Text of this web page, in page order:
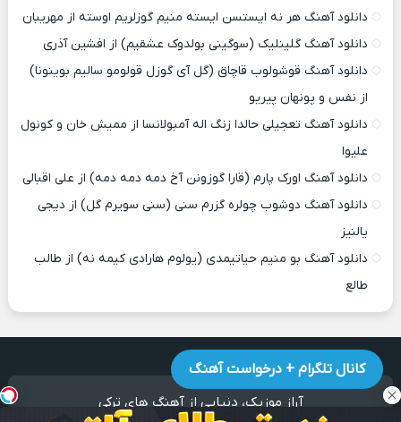
دانلود آهنگ هر نه ایستسن ایسته منیم گوزلریم اوسته از مهریبان
دانلود آهنگ گلینلیک (سوگینی بولدوک عشقیم) از افشین آذری
دانلود آهنگ قوشولوب قاچاق (گل آی گوزل قولومو سالیم بوینونا)
از نفس و پونهان پیریو
دانلود آهنگ تعجیلی حالدا زنگ اله آمبولانسا از ممیش خان و کونول
علیوا
دانلود آهنگ اورک پارم (قارا گوزونن آخ دمه دمه دمه) از علی اقبالی
دانلود آهنگ دوشوب چولره گزرم سنی (سنی سویرم گل) از دیجی
یالنیز
دانلود آهنگ بو منیم حیاتیمدی (یولوم هارادی کیمه نه) از طالب
طالع
آراز موزیک، دنیایی از آهنگ های ترکی
کانال تلگرام + درخواست آهنگ